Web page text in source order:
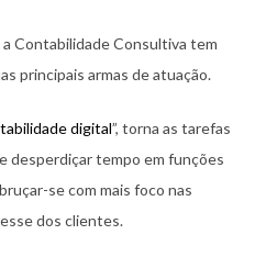
Contabilidade Consultiva tem
principais armas de atuação.
digital”, torna as tarefas
desperdiçar tempo em funções
se com mais foco nas
dos clientes.